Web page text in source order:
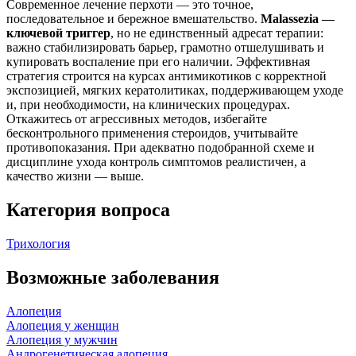
Современное лечение перхоти — это точное,
последовательное и бережное вмешательство. Malassezia —
ключевой триггер, но не единственный адресат терапии:
важно стабилизировать барьер, грамотно отшелушивать и
купировать воспаление при его наличии. Эффективная
стратегия строится на курсах антимикотиков с корректной
экспозицией, мягких кератолитиках, поддерживающем уходе
и, при необходимости, на клинических процедурах.
Откажитесь от агрессивных методов, избегайте
бесконтрольного применения стероидов, учитывайте
противопоказания. При адекватно подобранной схеме и
дисциплине ухода контроль симптомов реалистичен, а
качество жизни — выше.
Категория вопроса
Трихология
Возможные заболевания
Алопеция
Алопеция у женщин
Алопеция у мужчин